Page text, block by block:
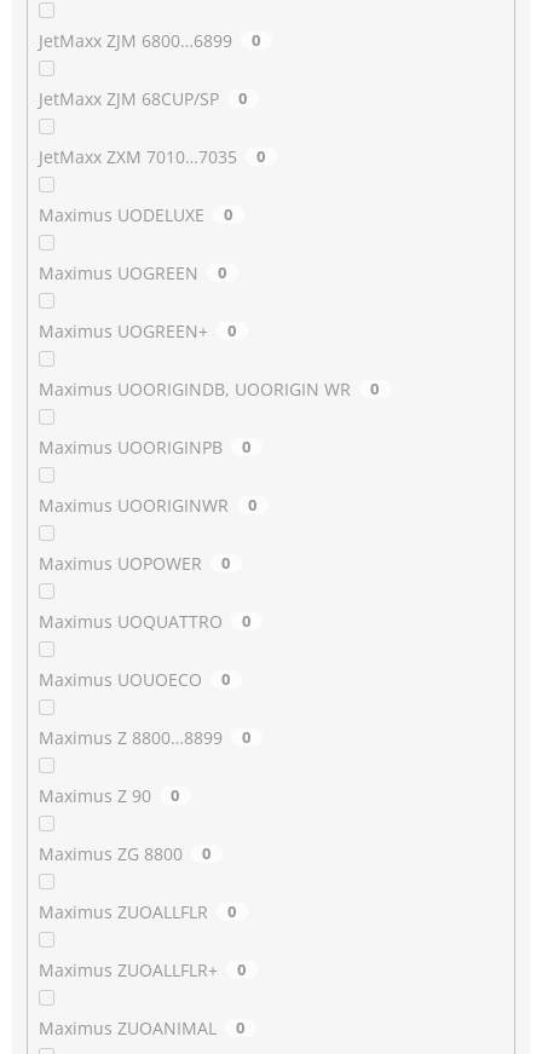
JetMaxx ZJM 6800…6899 0
JetMaxx ZJM 68CUP/SP 0
JetMaxx ZXM 7010…7035 0
Maximus UODELUXE 0
Maximus UOGREEN 0
Maximus UOGREEN+ 0
Maximus UOORIGINDB, UOORIGIN WR 0
Maximus UOORIGINPB 0
Maximus UOORIGINWR 0
Maximus UOPOWER 0
Maximus UOQUATTRO 0
Maximus UOUOECO 0
Maximus Z 8800…8899 0
Maximus Z 90 0
Maximus ZG 8800 0
Maximus ZUOALLFLR 0
Maximus ZUOALLFLR+ 0
Maximus ZUOANIMAL 0